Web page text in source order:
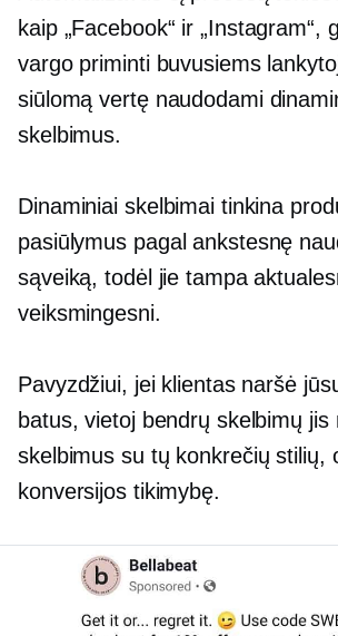
kaip „Facebook“ ir „Instagram“,
vargo priminti buvusiems
siūlomą vertę naudodami
skelbimus.
Dinaminiai skelbimai tinkina
pasiūlymus pagal ankstesnę
sąveiką, todėl jie tampa
veiksmingesni.
Pavyzdžiui, jei klientas naršė
batus, vietoj bendrų skelbimų jis
skelbimus su tų konkrečių stilių,
konversijos tikimybę.